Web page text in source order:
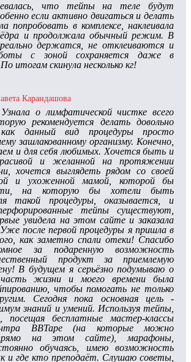
что тейпы на теле будут
если активно двигаться и делать
попробовать в комплексе, наклеивала
и продолжала обычный режим. В
держатся, не отклеиваются и
с зоной сохраняется даже в
итогам скинула несколько кг!
Карандашова
о лимфатической чистке всего
рекомендуется делать довольно
данный вид процедуры просто
зашлакованному организму. Конечно,
и для себя любимых. Хочется быть и
и желанной на протяжении
хочется выглядеть рядом со своей
и ухоженной мамой, которой бы
на которую бы хотели быть
такой процедуры, оказывается, и
тейпы существуют,
увидела на этом сайте и заказала
после первой процедуры я пришла в
как заметно спали отеки! Спасибо
за подаренную возможность
продукт за приемлемую
В будущем я серьёзно подумываю о
жизни и моего времени была
чтобы помогать не только
Сегодня пока основная цель -
знаний и умений. Используя тейпы,
посещая бесплатные мастер-классы
BBTape (на которые можно
на этом сайте), марафоны,
обучаясь, имею возможность
и где кто преподаёт. Слушаю советы,